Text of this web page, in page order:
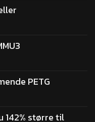
PETG
142% større til